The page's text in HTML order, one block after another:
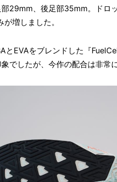
29mm、後足部35mm。ドロ
増しました。
とEVAをブレンドした『
でしたが、今作の配合は非常